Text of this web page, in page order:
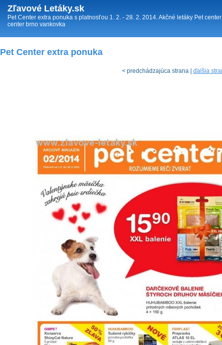
Zľavové Letáky.sk
Pet Center extra ponuka s platnosťou 1. 2. - 28. 2. 2014. Akčné letáky Pet
center brno vankovka
Pet Center extra ponuka
< predchádzajúca strana | ďalšia